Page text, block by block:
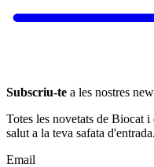
Subscriu-te a les nostres
Totes les novetats de Biocat
salut a la teva safata d'entrada.
Email